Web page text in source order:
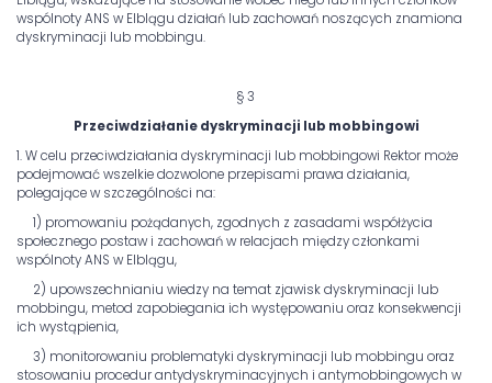
wspólnoty ANS w Elblągu działań lub zachowań noszących znamiona
dyskryminacji lub mobbingu.
§ 3
Przeciwdziałanie dyskryminacji lub mobbingowi
1. W celu przeciwdziałania dyskryminacji lub mobbingowi Rektor może
podejmować wszelkie dozwolone przepisami prawa działania,
polegające w szczególności na:
1) promowaniu pożądanych, zgodnych z zasadami współżycia
społecznego postaw i zachowań w relacjach między członkami
wspólnoty ANS w Elblągu,
2) upowszechnianiu wiedzy na temat zjawisk dyskryminacji lub
mobbingu, metod zapobiegania ich występowaniu oraz konsekwencji
ich wystąpienia,
3) monitorowaniu problematyki dyskryminacji lub mobbingu oraz
stosowaniu procedur antydyskryminacyjnych i antymobbingowych w